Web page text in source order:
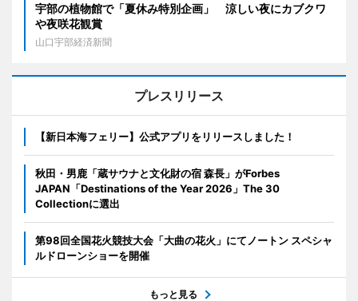
宇部の植物館で「夏休み特別企画」 涼しい夜にカブクワ
や夜咲花観賞
山口宇部経済新聞
プレスリリース
【新日本海フェリー】公式アプリをリリースしました！
秋田・男鹿「蔵サウナと文化財の宿 森長」がForbes
JAPAN「Destinations of the Year 2026」The 30
Collectionに選出
第98回全国花火競技大会「大曲の花火」にてノートン スペシャ
ルドローンショーを開催
もっと見る